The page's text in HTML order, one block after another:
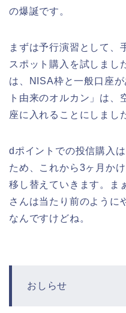
の爆誕です。
まずは予行演習として、
スポット購入を試しまし
は、NISA枠と一般口座
ト由来のオルカン」は、
座に入れることにしまし
dポイントでの投信購入は
ため、これから3ヶ月か
移し替えていきます。ま
さんは当たり前のように
なんですけどね。
おしらせ